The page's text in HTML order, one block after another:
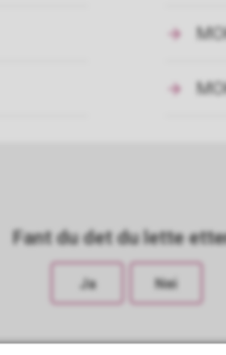
Fant du det du lette
Ja Nei